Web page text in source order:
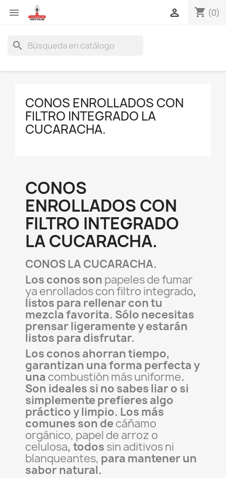
 shopping_cart (0)

search
CONOS ENROLLADOS CON
FILTRO INTEGRADO LA
CUCARACHA.
CONOS
ENROLLADOS CON
FILTRO INTEGRADO
LA CUCARACHA.
CONOS LA CUCARACHA.
Los conos son papeles de fumar
ya enrollados con filtro integrado,
listos para rellenar con tu
mezcla favorita. Sólo necesitas
prensar ligeramente y estarán
listos para disfrutar.
Los conos ahorran tiempo,
garantizan una forma perfecta y
una combustión más uniforme.
Son ideales si no sabes liar o si
simplemente prefieres algo
práctico y limpio. Los más
comunes son decáñamo
orgánico, papel de arroz o
celulosa, todos sin aditivos ni
blanqueantes, para mantener un
sabor natural.